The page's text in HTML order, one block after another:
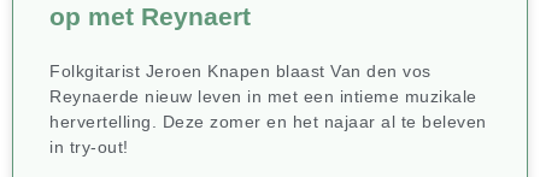
op met Reynaert
Folkgitarist Jeroen Knapen blaast Van den vos
Reynaerde nieuw leven in met een intieme muzikale
hervertelling. Deze zomer en het najaar al te beleven
in try-out!